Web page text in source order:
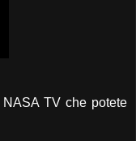
TV che potete